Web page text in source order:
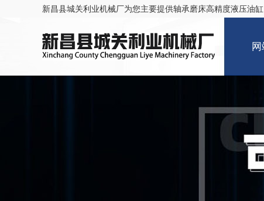
新昌县城关利业机械厂为您主要提供轴承磨床高精度液压油缸